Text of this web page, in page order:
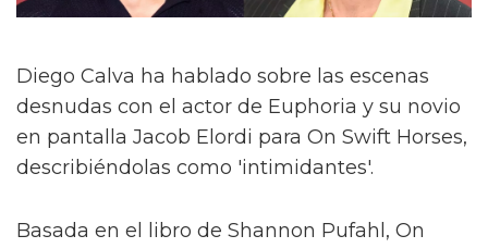
Diego Calva ha hablado sobre las escenas
desnudas con el actor de Euphoria y su novio
en pantalla Jacob Elordi para On Swift Horses,
describiéndolas como 'intimidantes'.
Basada en el libro de Shannon Pufahl, On